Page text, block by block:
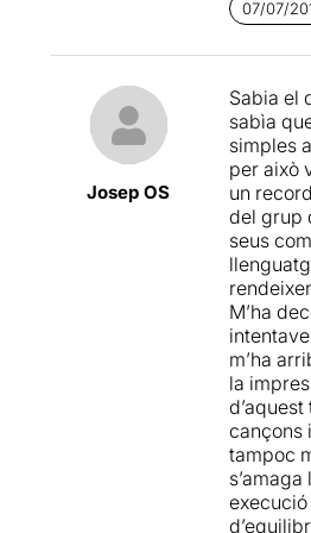
temps
El
atractiu i
naturals
manera
realitzar
els
de les
circ de
La
són una
en
llum
de les
del dia
07/07/
Josep OS
Sabia el
sabìa
simples
per això
un
del grup
seus
M’ha
m’ha
la
cançons
tampoc